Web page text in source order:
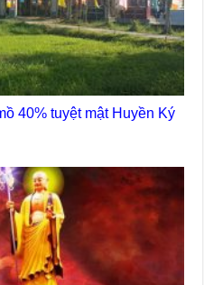
40% tuyệt mật Huyền Ký